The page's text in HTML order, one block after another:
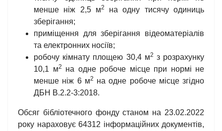
менше ніж 2,5 м2
на одну тисячу одиниць
зберігання;
приміщення для зберігання відеоматеріалів
та електронних носіїв;
робочу кімнату площею 30,4 м2 з розрахунку
10,1 м2
на одне робоче місце при нормі не
менше ніж 6 м2 на одне робоче місце згідно
ДБН В.2.2-3:2018.
Обсяг бібліотечного фонду станом на 23.02.2022
року нараховує 64312 інформаційних документів,